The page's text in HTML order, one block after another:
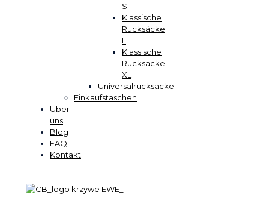
S
Klassische
Rucksäcke
L
Klassische
Rucksäcke
XL
Universalrucksäcke
Einkaufstaschen
Uber
uns
Blog
FAQ
Kontakt